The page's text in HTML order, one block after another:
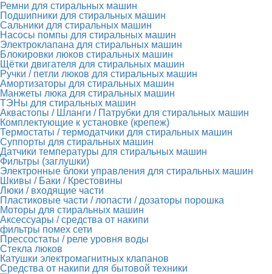
Ремни для стиральных машин
Подшипники для стиральных машин
Сальники для стиральных машин
Насосы помпы для стиральных машин
Электроклапана для стиральных машин
Блокировки люков стиральных машин
Щётки двигателя для стиральных машин
Ручки / петли люков для стиральных машин
Амортизаторы для стиральных машин
Манжеты люка для стиральных машин
ТЭНы для стиральных машин
Аквастопы / Шланги / Патрубки для стиральных машин
Комплектующие к установке (крепеж)
Термостаты / термодатчики для стиральных машин
Суппорты для стиральных машин
Датчики температуры для стиральных машин
Фильтры (заглушки)
Электронные блоки управления для стиральных машин
Шкивы / Баки / Крестовины
Люки / входящие части
Пластиковые части / лопасти / дозаторы порошка
Моторы для стиральных машин
Аксессуары / средства от накипи
фильтры помех сети
Прессостаты / реле уровня воды
Стекла люков
Катушки электромагнитных клапанов
Средства от накипи для бытовой техники